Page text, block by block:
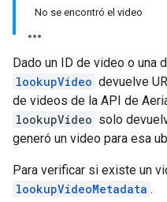
No se encontró el video
Dado un ID de video o una
lookupVideo devuelve
de videos de la API de
lookupVideo solo
generó un video para esa
Para verificar si existe un
lookupVideoMetadata .